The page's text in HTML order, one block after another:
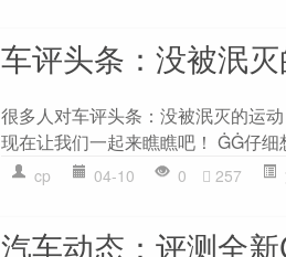
车评头条：没被泯
很多人对车评头条：没被泯灭的运
现在让我们一起来瞧瞧吧！ ĠĠ仔
cp 04-10 0 257
汽车动态：评测全